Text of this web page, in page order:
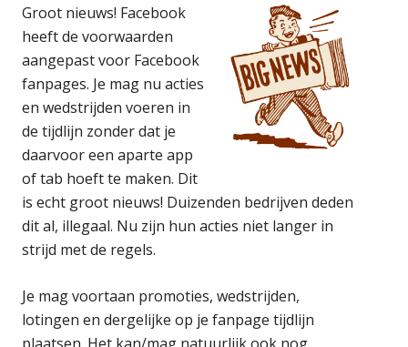
Groot nieuws! Facebook
heeft de voorwaarden
aangepast voor Facebook
fanpages. Je mag nu acties
en wedstrijden voeren in
de tijdlijn zonder dat je
daarvoor een aparte app
of tab hoeft te maken. Dit
is echt groot nieuws! Duizenden bedrijven deden
dit al, illegaal. Nu zijn hun acties niet langer in
strijd met de regels.
Je mag voortaan promoties, wedstrijden,
lotingen en dergelijke op je fanpage tijdlijn